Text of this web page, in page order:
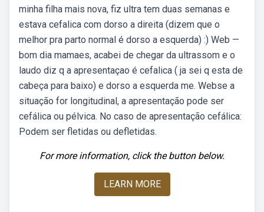
minha filha mais nova, fiz ultra tem duas semanas e
estava cefalica com dorso a direita (dizem que o
melhor pra parto normal é dorso a esquerda) :) Web —
bom dia mamaes, acabei de chegar da ultrassom e o
laudo diz q a apresentaçao é cefalica ( ja sei q esta de
cabeça para baixo) e dorso a esquerda me. Webse a
situação for longitudinal, a apresentação pode ser
cefálica ou pélvica. No caso de apresentação cefálica:
Podem ser fletidas ou defletidas.
For more information, click the button below.
LEARN MORE